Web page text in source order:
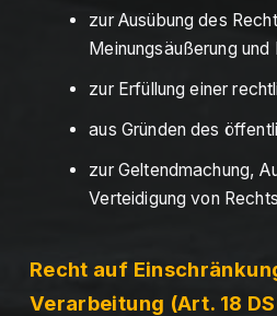
zur Ausübung des
Meinungsäußerung und
zur Erfüllung einer
aus Gründen des
zur Geltendmachung,
Verteidigung von
Recht auf
Verarbeitung (Art. 18